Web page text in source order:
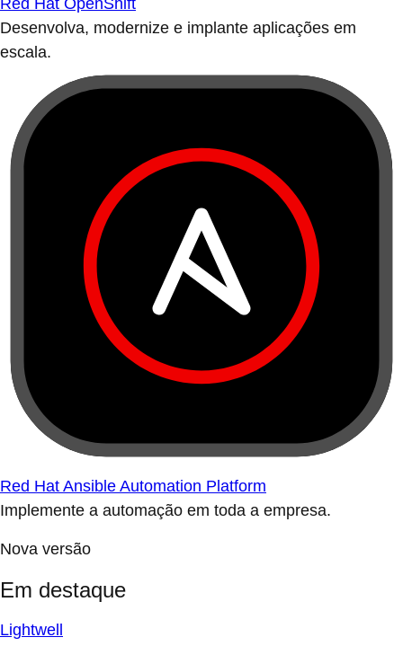
Red Hat OpenShift
Desenvolva, modernize e implante aplicações em
escala.
Red Hat Ansible Automation Platform
Implemente a automação em toda a empresa.
Nova versão
Em destaque
Lightwell